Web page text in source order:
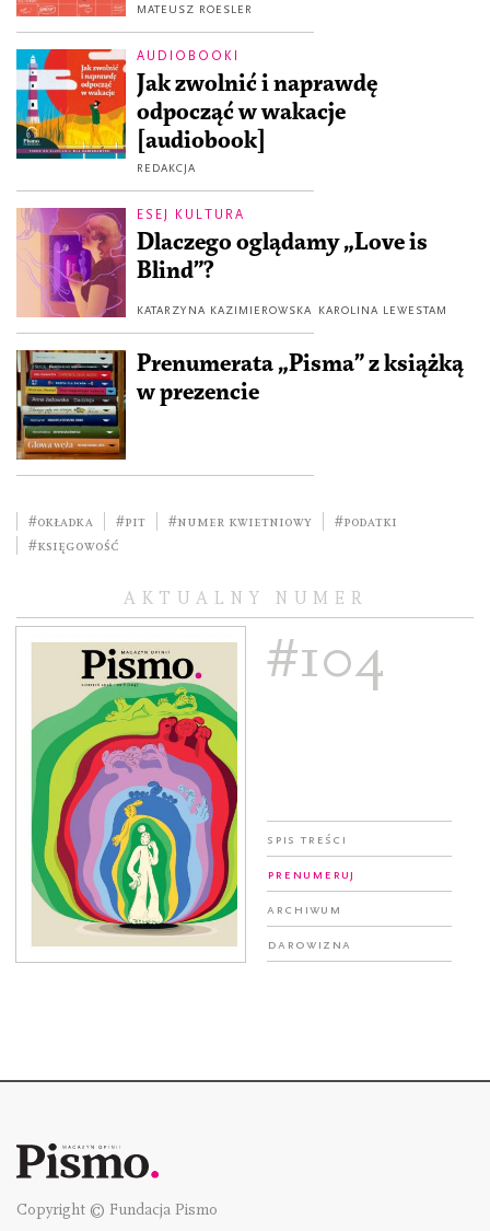
MATEUSZ ROESLER
AUDIOBOOKI
Jak zwolnić i naprawdę
odpocząć w wakacje
[audiobook]
REDAKCJA
ESEJ KULTURA
Dlaczego oglądamy „Love is
Blind”?
KATARZYNA KAZIMIEROWSKA KAROLINA LEWESTAM
Prenumerata „Pisma” z książką
w prezencie
#okładka #PIT #numer kwietniowy
#podatki
#księgowość
AKTUALNY NUMER
#104
Spis treści
Prenumeruj
Archiwum
Darowizna
Copyright © Fundacja Pismo